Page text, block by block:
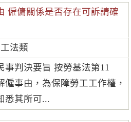
僱傭關係是否存在可訴請確
法類
事判決要旨 按勞基法第11
事由，為保障勞工工作權，
悉其所可...